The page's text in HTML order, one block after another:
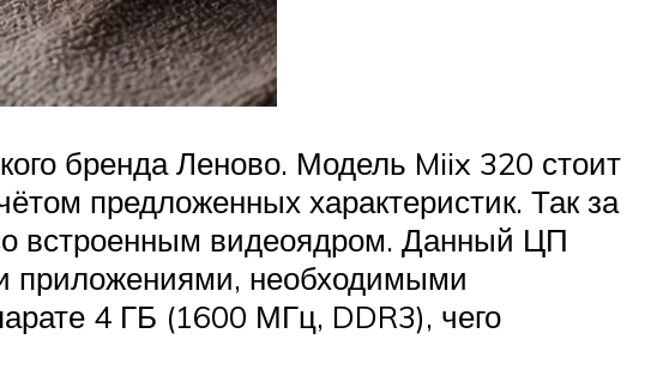
бренда Леново. Модель Miix 320 стоит
предложенных характеристик. Так за
встроенным видеоядром. Данный ЦП
приложениями, необходимыми
4 ГБ (1600 МГц, DDR3), чего